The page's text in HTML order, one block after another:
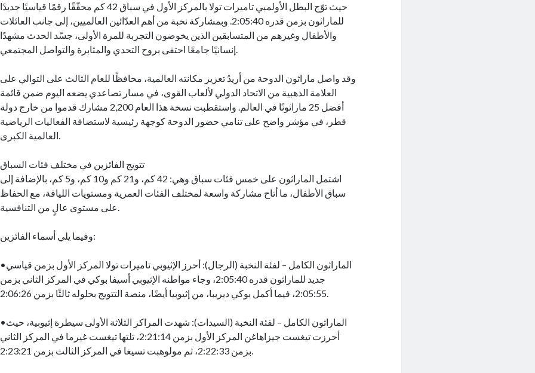
حيث توّج البطل الأولمبي تاميرات تولا بالمركز الأول في سباق 42 كم محقّقًا رقمًا قياسيًا جديدًا
للماراثون بزمن قدره 2:05:40. وبمشاركة نخبة من أهم العدّائين العالميين، إلى جانب العائلات
والأطفال وغيرهم من المتسابقين الذين يخوضون التجربة للمرة الأولى، جسّد الحدث مشهدًا
إنسانيًا جامعًا احتفى بروح التحدي والمثابرة والتواصل المجتمعي.
وقد واصل ماراثون الدوحة من أريدُ تعزيز مكانته العالمية، محافظًا للعام الثالث على التوالي على
العلامة الذهبية من الاتحاد الدولي لألعاب القوى، في مسار تصاعدي يضعه اليوم ضمن قائمة
أفضل 25 ماراثونًا في العالم. واستقطبت نسخة هذا العام 2,200 مشارك قدموا من خارج دولة
قطر، في مؤشر واضح على تنامي حضور الدوحة كوجهة رئيسية لاستضافة الفعاليات الرياضية
العالمية الكبرى.
تتويج الفائزين في مختلف فئات السباق
اشتمل الماراثون على خمس فئات سباق وهي: 42 كم، و21 كم و10 كم، و5 كم، بالإضافة إلى
سباق الأطفال، ما أتاح مشاركة واسعة لمختلف الفئات العمرية ومستويات اللياقة، مع الحفاظ
على مستوى عالٍ من التنافسية.
وفيما يلي أسماء الفائزين:
•الماراثون الكامل – لفئة النخبة (الرجال): أحرز الإثيوبي تاميرات تولا المركز الأول بزمن قياسي
جديد للماراثون قدره 2:05:40، وجاء مواطنه الإثيوبي أسيفا بوكي في المركز الثاني بزمن
2:05:55، فيما أكمل بوكي ديريبا، من إثيوبيا أيضًا، منصة التتويج بحلوله ثالثًا بزمن 2:06:26.
•الماراثون الكامل – لفئة النخبة (السيدات): شهدت المراكز الثلاثة الأولى سيطرة إثيوبية، حيث
أحرزت تيغست جيزاهاغن المركز الأول بزمن 2:21:14، تلتها تيغست غيرما في المركز الثاني
بزمن 2:22:33، ثم مولوهبت تسيغا في المركز الثالث بزمن 2:23:21.